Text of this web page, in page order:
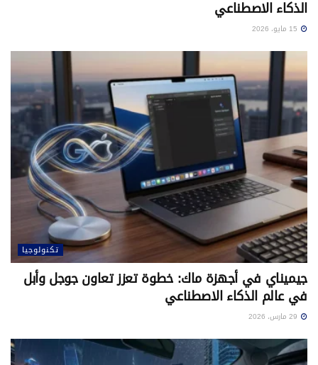
الذكاء الاصطناعي
تكنولوجيا
جيميناي في أجهزة ماك: خطوة تعزز تعاون جوجل وأبل
في عالم الذكاء الاصطناعي